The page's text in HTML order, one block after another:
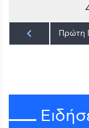
keyboard_arrow_left